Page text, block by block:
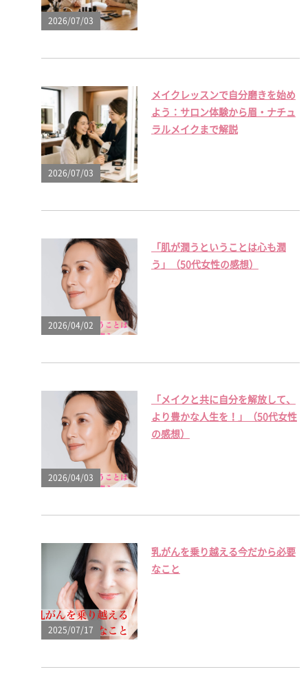
2026/07/03
2026/07/03
メイクレッスンで自分磨きを始め
よう：サロン体験から眉・ナチュ
ラルメイクまで解説
2026/04/02
「肌が潤うということは心も潤
う」（50代女性の感想）
2026/04/03
「メイクと共に自分を解放して、
より豊かな人生を！」（50代女性
の感想）
2025/07/17
乳がんを乗り越える今だから必要
なこと